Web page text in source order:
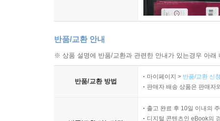
반품/교환 안내
※ 상품 설명에 반품/교환과 관련한 안내가 있는경우 아
반품/교환 방법
마이페이지 > 반품/교환 신
판매자 배송 상품은 판매자
출고 완료 후 10일 이내의
디지털 콘텐츠인 eBook의